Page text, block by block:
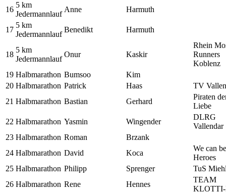
16
5 km
Jedermannlauf
Anne Harmuth
17
5 km
Jedermannlauf
Benedikt Harmuth
18
5 km
Jedermannlauf
Onur Kaskir
Rhein
Runners
Koblenz
19 Halbmarathon Bumsoo
Kim
20 Halbmarathon Patrick Haas
TV
21 Halbmarathon Bastian Gerhard
Piraten
Liebe
22 Halbmarathon Yasmin Wingender
DLRG
Vallendar
23 Halbmarathon Roman
Brzank
24 Halbmarathon David Koca
We can be
Heroes
25 Halbmarathon Philipp Sprenger
TuS
26 Halbmarathon Rene Hennes
TEAM
KLOTTI-